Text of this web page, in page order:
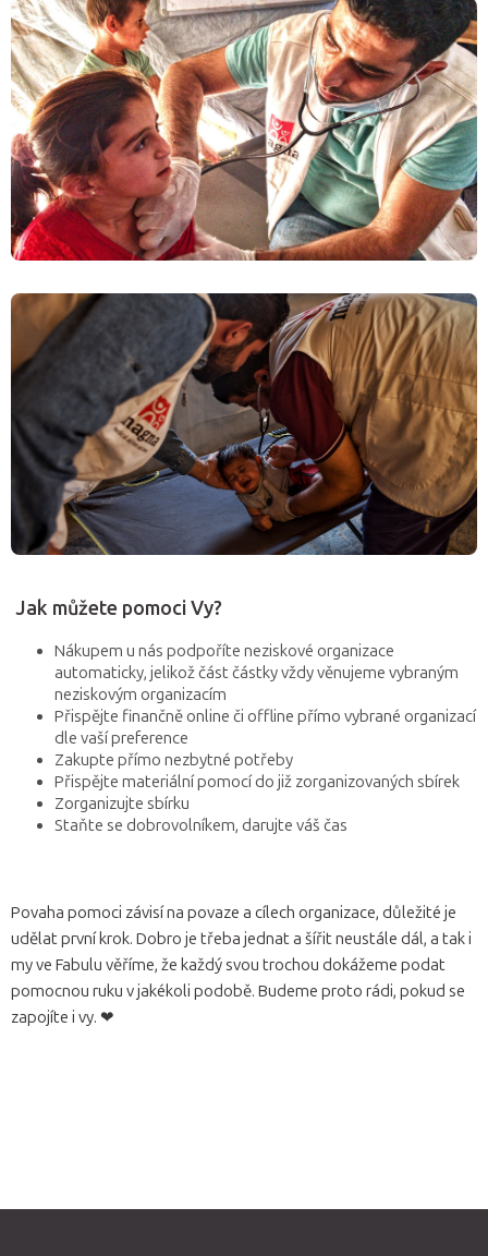
Jak můžete pomoci Vy?
Nákupem u nás podpoříte neziskové organizace
automaticky, jelikož část částky vždy věnujeme vybraným
neziskovým organizacím
Přispějte finančně online či offline přímo vybrané organizací
dle vaší preference
Zakupte přímo nezbytné potřeby
Přispějte materiální pomocí do již zorganizovaných sbírek
Zorganizujte sbírku
Staňte se dobrovolníkem, darujte váš čas
Povaha pomoci závisí na povaze a cílech organizace, důležité je
udělat první krok. Dobro je třeba jednat a šířit neustále dál, a tak i
my ve Fabulu věříme, že každý svou trochou dokážeme podat
pomocnou ruku v jakékoli podobě. Budeme proto rádi, pokud se
zapojíte i vy. ❤